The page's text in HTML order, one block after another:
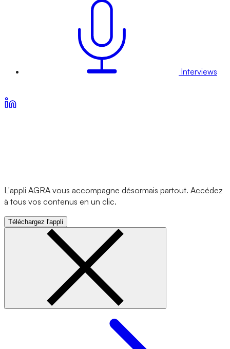
Interviews
L'appli AGRA vous accompagne désormais partout. Accédez
à tous vos contenus en un clic.
Téléchargez l'appli